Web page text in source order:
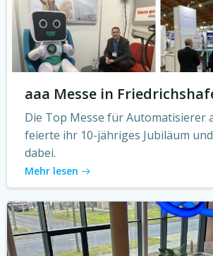
aaa Messe in
Die Top Messe für Automatisierer
feierte ihr 10-jähriges Jubiläum
dabei.
Mehr lesen